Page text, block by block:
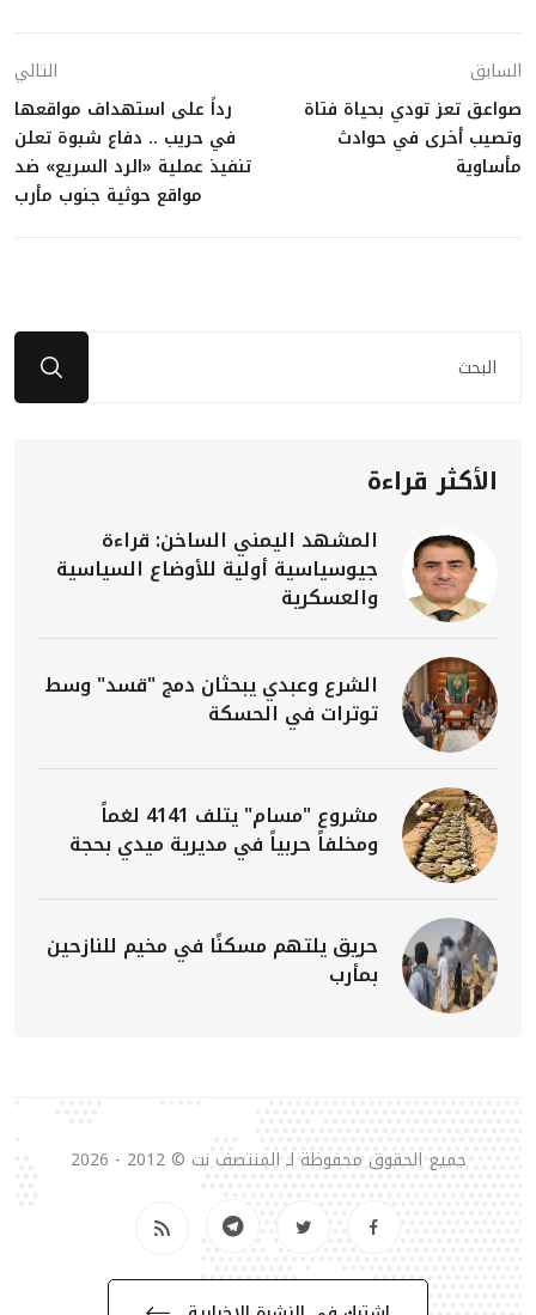
السابق
صواعق تعز تودي بحياة فتاة
وتصيب أخرى في حوادث
مأساوية
التالي
رداً على استهداف مواقعها
في حريب .. دفاع شبوة تعلن
تنفيذ عملية «الرد السريع» ضد
مواقع حوثية جنوب مأرب
الأكثر قراءة
المشهد اليمني الساخن: قراءة
جيوسياسية أولية للأوضاع السياسية
والعسكرية
الشرع وعبدي يبحثان دمج "قسد" وسط
توترات في الحسكة
مشروع "مسام" يتلف 4141 لغماً
ومخلفاً حربياً في مديرية ميدي بحجة
حريق يلتهم مسكنًا في مخيم للنازحين
بمأرب
جميع الحقوق محفوظة لـ المنتصف نت © 2012 - 2026